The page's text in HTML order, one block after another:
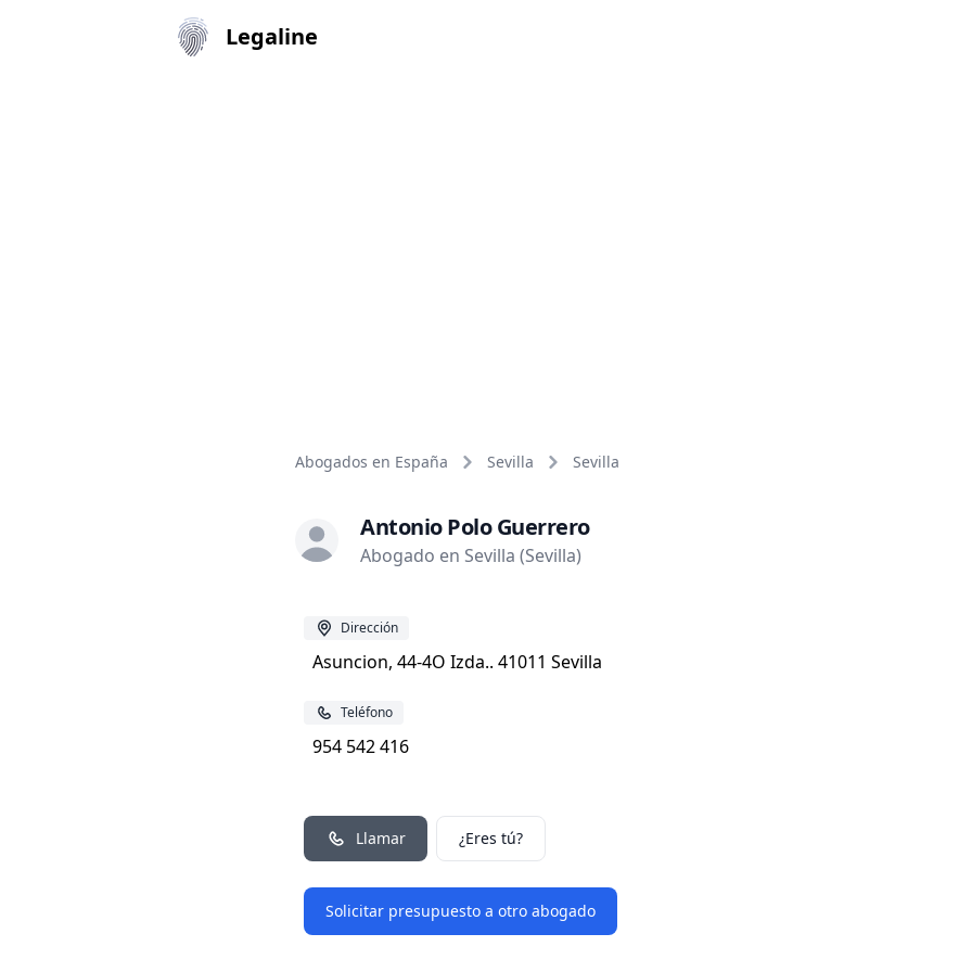
Legaline
Abogados en España Sevilla Sevilla
Antonio Polo Guerrero
Abogado en Sevilla (Sevilla)
Dirección
Asuncion, 44-4O Izda.. 41011 Sevilla
Teléfono
954 542 416
Llamar ¿Eres tú?
Solicitar presupuesto a otro abogado